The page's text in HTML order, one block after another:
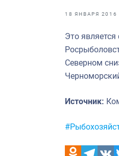
18 ЯНВАРЯ 2016
Это
Северном
Источник:
Метки: